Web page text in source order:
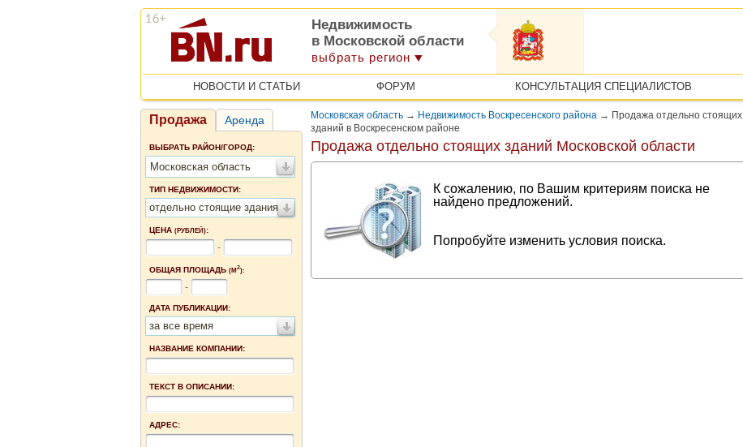
Недвижимость
в Московской области
выбрать регион
НОВОСТИ И СТАТЬИ ФОРУМ КОНСУЛЬТАЦИЯ СПЕЦИАЛИСТОВ
Продажа Аренда
ВЫБРАТЬ РАЙОН/ГОРОД:
Московская область
ТИП НЕДВИЖИМОСТИ:
отдельно стоящие здания
ЦЕНА (РУБЛЕЙ):
-
ОБЩАЯ ПЛОЩАДЬ (М2):
-
ДАТА ПУБЛИКАЦИИ:
за все время
НАЗВАНИЕ КОМПАНИИ:
ТЕКСТ В ОПИСАНИИ:
АДРЕС:
Московская область → Недвижимость Воскресенского района → Продажа отдельно стоящих
зданий в Воскресенском районе
Продажа отдельно стоящих зданий Московской области
К сожалению, по Вашим критериям поиска не
найдено предложений.
Попробуйте изменить условия поиска.